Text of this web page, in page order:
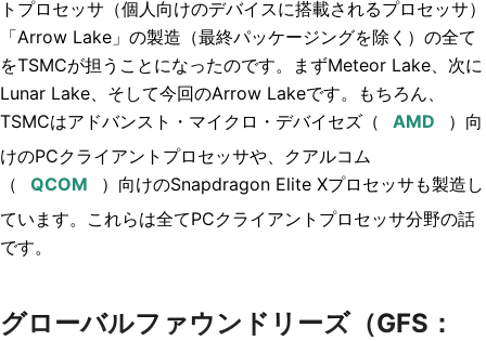
トプロセッサ（個人向けのデバイスに搭載されるプロセッサ）
「Arrow Lake」の製造（最終パッケージングを除く）の全て
をTSMCが担うことになったのです。まずMeteor Lake、次に
Lunar Lake、そして今回のArrow Lakeです。もちろん、
TSMCはアドバンスト・マイクロ・デバイセズ （
）向
けのPCクライアントプロセッサや、クアルコム
（
）向けのSnapdragon Elite Xプロセッサも製造し
ています。これらは全てPCクライアントプロセッサ分野の話
です。
グローバルファウンドリーズ（GFS：